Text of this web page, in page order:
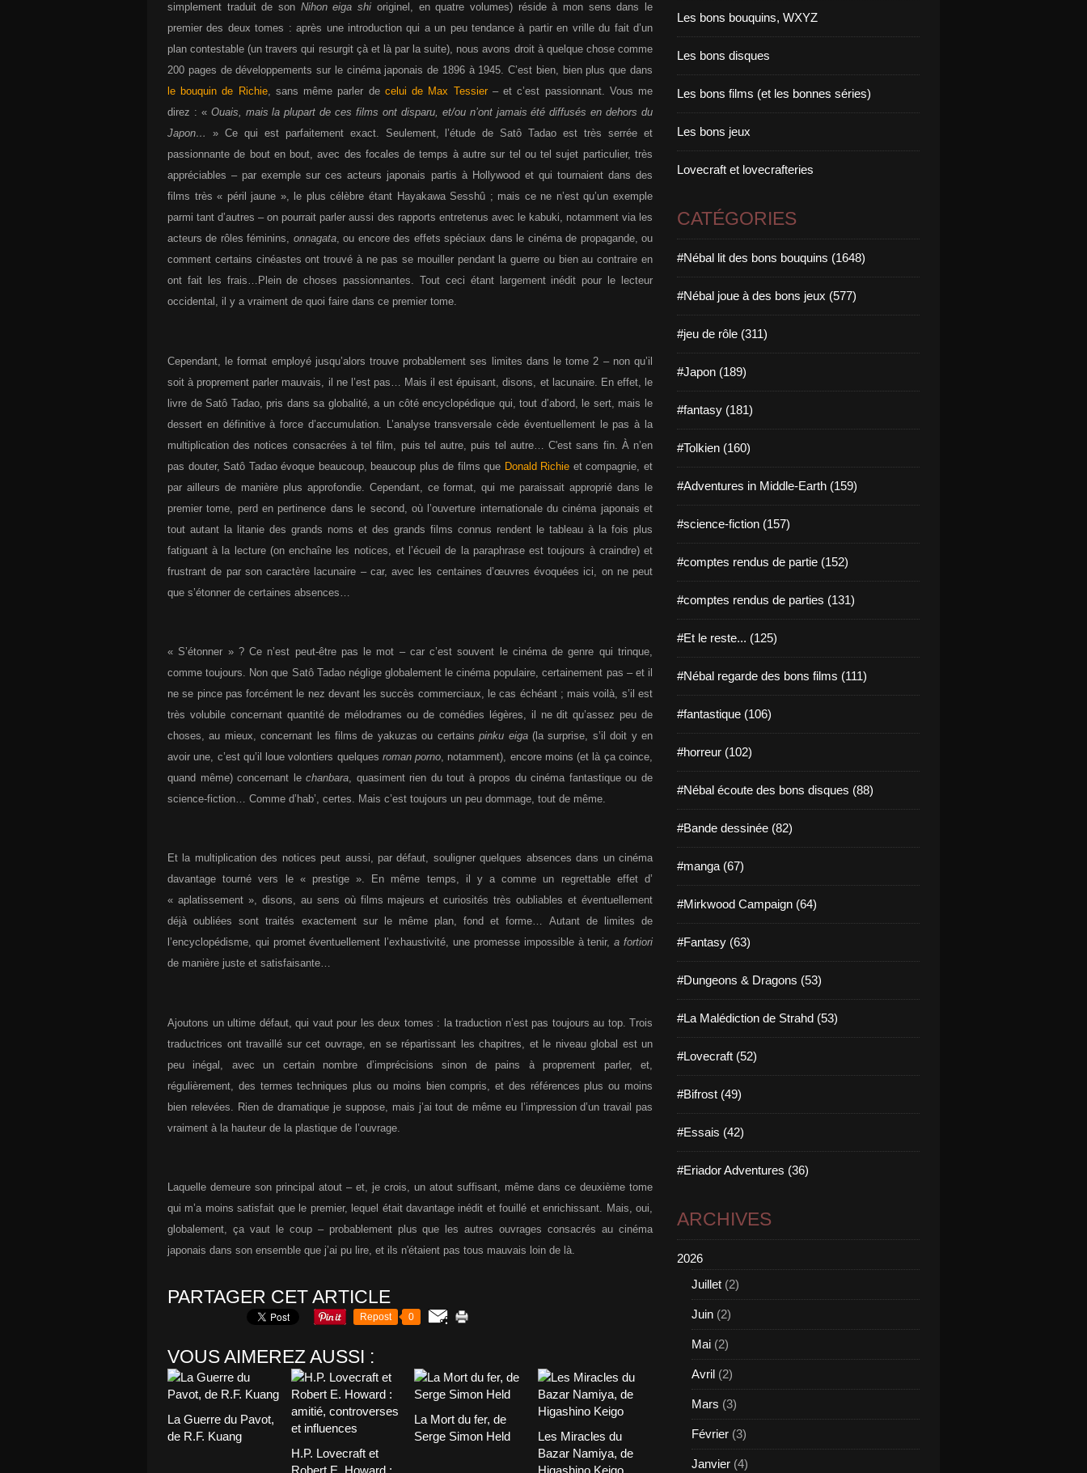
simplement traduit de son Nihon eiga shi originel, en quatre volumes) réside à mon sens dans le
premier des deux tomes : après une introduction qui a un peu tendance à partir en vrille du fait d’un
plan contestable (un travers qui resurgit çà et là par la suite), nous avons droit à quelque chose comme
200 pages de développements sur le cinéma japonais de 1896 à 1945. C’est bien, bien plus que dans
le bouquin de Richie, sans même parler de celui de Max Tessier– et c’est passionnant. Vous me
direz : « Ouais, mais la plupart de ces films ont disparu, et/ou n’ont jamais été diffusés en dehors du
Japon…
» Ce qui est parfaitement exact. Seulement, l’étude de Satô Tadao est très serrée et
passionnante de bout en bout, avec des focales de temps à autre sur tel ou tel sujet particulier, très
appréciables – par exemple sur ces acteurs japonais partis à Hollywood et qui tournaient dans des
films très « péril jaune », le plus célèbre étant Hayakawa Sesshû ; mais ce ne n’est qu’un exemple
parmi tant d’autres – on pourrait parler aussi des rapports entretenus avec le kabuki, notamment via les
acteurs de rôles féminins, onnagata, ou encore des effets spéciaux dans le cinéma de propagande, ou
comment certains cinéastes ont trouvé à ne pas se mouiller pendant la guerre ou bien au contraire en
ont fait les frais…Plein de choses passionnantes. Tout ceci étant largement inédit pour le lecteur
occidental, il y a vraiment de quoi faire dans ce premier tome.
Cependant, le format employé jusqu’alors trouve probablement ses limites dans le tome 2 – non qu’il
soit à proprement parler mauvais, il ne l’est pas… Mais il est épuisant, disons, et lacunaire. En effet, le
livre de Satô Tadao, pris dans sa globalité, a un côté encyclopédique qui, tout d’abord, le sert, mais le
dessert en définitive à force d’accumulation. L’analyse transversale cède éventuellement le pas à la
multiplication des notices consacrées à tel film, puis tel autre, puis tel autre… C'est sans fin. À n’en
pas douter, Satô Tadao évoque beaucoup, beaucoup plus de films que Donald Richie et compagnie, et
par ailleurs de manière plus approfondie. Cependant, ce format, qui me paraissait approprié dans le
premier tome, perd en pertinence dans le second, où l’ouverture internationale du cinéma japonais et
tout autant la litanie des grands noms et des grands films connus rendent le tableau à la fois plus
fatiguant à la lecture (on enchaîne les notices, et l’écueil de la paraphrase est toujours à craindre) et
frustrant de par son caractère lacunaire – car, avec les centaines d’œuvres évoquées ici, on ne peut
que s’étonner de certaines absences…
« S’étonner » ? Ce n’est peut-être pas le mot – car c’est souvent le cinéma de genre qui trinque,
comme toujours. Non que Satô Tadao néglige globalement le cinéma populaire, certainement pas – et il
ne se pince pas forcément le nez devant les succès commerciaux, le cas échéant ; mais voilà, s’il est
très volubile concernant quantité de mélodrames ou de comédies légères, il ne dit qu’assez peu de
choses, au mieux, concernant les films de yakuzas ou certainspinku eiga(la surprise, s’il doit y en
avoir une, c’est qu’il loue volontiers quelques roman porno , notamment), encore moins (et là ça coince,
quand même) concernant lechanbara , quasiment rien du tout à propos du cinéma fantastique ou de
science-fiction… Comme d’hab’, certes. Mais c’est toujours un peu dommage, tout de même.
Et la multiplication des notices peut aussi, par défaut, souligner quelques absences dans un cinéma
davantage tourné vers le « prestige ». En même temps, il y a comme un regrettable effet d’
« aplatissement », disons, au sens où films majeurs et curiosités très oubliables et éventuellement
déjà oubliées sont traités exactement sur le même plan, fond et forme… Autant de limites de
l’encyclopédisme, qui promet éventuellement l’exhaustivité, une promesse impossible à tenir,a fortiori
de manière juste et satisfaisante…
Ajoutons un ultime défaut, qui vaut pour les deux tomes : la traduction n’est pas toujours au top. Trois
traductrices ont travaillé sur cet ouvrage, en se répartissant les chapitres, et le niveau global est un
peu inégal, avec un certain nombre d’imprécisions sinon de pains à proprement parler, et,
régulièrement, des termes techniques plus ou moins bien compris, et des références plus ou moins
bien relevées. Rien de dramatique je suppose, mais j’ai tout de même eu l’impression d’un travail pas
vraiment à la hauteur de la plastique de l’ouvrage.
Laquelle demeure son principal atout – et, je crois, un atout suffisant, même dans ce deuxième tome
qui m’a moins satisfait que le premier, lequel était davantage inédit et fouillé et enrichissant. Mais, oui,
globalement, ça vaut le coup – probablement plus que les autres ouvrages consacrés au cinéma
japonais dans son ensemble que j’ai pu lire, et ils n'étaient pas tous mauvais loin de là.
PARTAGER CET ARTICLE
Repost 0
VOUS AIMEREZ AUSSI :
La Guerre du Pavot,
de R.F. Kuang
H.P. Lovecraft et
Robert E. Howard :
La Mort du fer, de
Serge Simon Held
Les Miracles du
Bazar Namiya, de
Higashino Keigo
Les bons bouquins, WXYZ
Les bons disques
Les bons films (et les bonnes séries)
Les bons jeux
Lovecraft et lovecrafteries
CATÉGORIES
#Nébal lit des bons bouquins (1648)
#Nébal joue à des bons jeux (577)
#jeu de rôle (311)
#Japon (189)
#fantasy (181)
#Tolkien (160)
#Adventures in Middle-Earth (159)
#science-fiction (157)
#comptes rendus de partie (152)
#comptes rendus de parties (131)
#Et le reste... (125)
#Nébal regarde des bons films (111)
#fantastique (106)
#horreur (102)
#Nébal écoute des bons disques (88)
#Bande dessinée (82)
#manga (67)
#Mirkwood Campaign (64)
#Fantasy (63)
#Dungeons & Dragons (53)
#La Malédiction de Strahd (53)
#Lovecraft (52)
#Bifrost (49)
#Essais (42)
#Eriador Adventures (36)
ARCHIVES
2026
Juillet (2)
Juin (2)
Mai (2)
Avril (2)
Mars (3)
Février (3)
Janvier (4)